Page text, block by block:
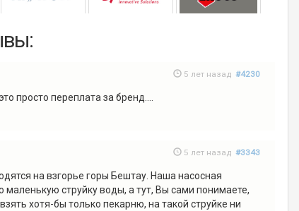
5 лет назад #4230
просто переплата за бренд....
5 лет назад #3343
на взгорье горы Бештау. Наша насосная
струйку воды, а тут, Вы сами понимаете,
хотя-бы только пекарню, на такой струйке ни